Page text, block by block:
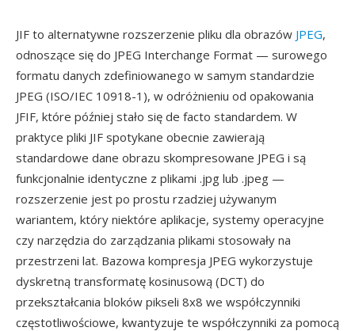
JIF to alternatywne rozszerzenie pliku dla obrazów JPEG,
odnoszące się do JPEG Interchange Format — surowego
formatu danych zdefiniowanego w samym standardzie
JPEG (ISO/IEC 10918-1), w odróżnieniu od opakowania
JFIF, które później stało się de facto standardem. W
praktyce pliki JIF spotykane obecnie zawierają
standardowe dane obrazu skompresowane JPEG i są
funkcjonalnie identyczne z plikami .jpg lub .jpeg —
rozszerzenie jest po prostu rzadziej używanym
wariantem, który niektóre aplikacje, systemy operacyjne
czy narzędzia do zarządzania plikami stosowały na
przestrzeni lat. Bazowa kompresja JPEG wykorzystuje
dyskretną transformatę kosinusową (DCT) do
przekształcania bloków pikseli 8x8 we współczynniki
częstotliwościowe, kwantyzuje te współczynniki za pomocą